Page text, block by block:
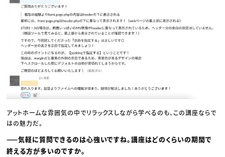
アットホームな雰囲気の中でリラックスしながら学べるのも、この講座ならで
はの魅力だ。
——気軽に質問できるのは心強いですね。講座はどのくらいの期間で
終える方が多いのですか。